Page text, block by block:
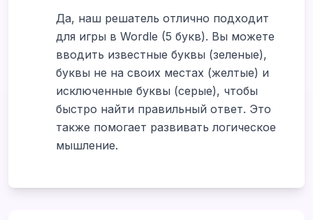
Да, наш решатель отлично подходит
для игры в Wordle (5 букв). Вы можете
вводить известные буквы (зеленые),
буквы не на своих местах (желтые) и
исключенные буквы (серые), чтобы
быстро найти правильный ответ. Это
также помогает развивать логическое
мышление.